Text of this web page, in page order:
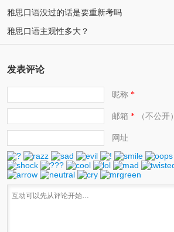
雅思口语没过的话是要重新考吗
雅思口语主观性多大？
发表评论
昵称*
邮箱 *（不公开）
网址